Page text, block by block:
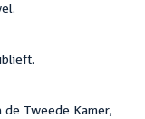
Tweede Kamer,